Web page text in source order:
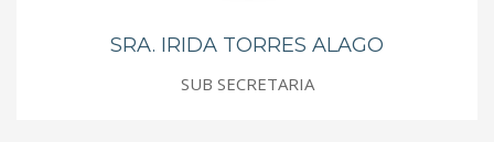
SRA. IRIDA TORRES ALAGO
SUB SECRETARIA